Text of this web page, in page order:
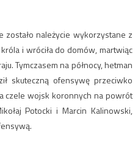
należycie wykorzystane z
i wróciła do domów, martwiąc
Tymczasem na północy, hetman
skuteczną ofensywę przeciwko
czele wojsk koronnych na powrót
Potocki i Marcin Kalinowski,